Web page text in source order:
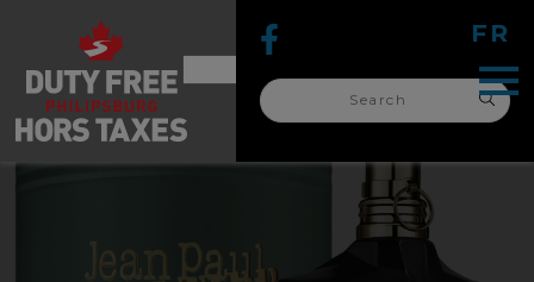
for:
FR
search
for: